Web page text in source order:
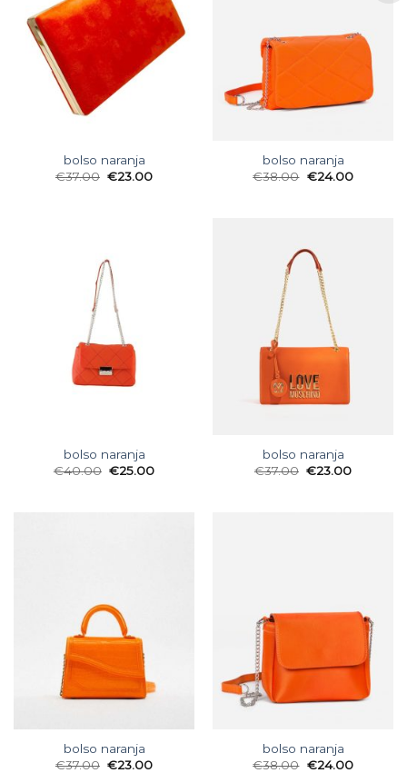
bolso naranja
€37.00 €23.00
bolso naranja
€38.00 €24.00
bolso naranja
€40.00 €25.00
bolso naranja
€37.00 €23.00
bolso naranja
€37.00 €23.00
bolso naranja
€38.00 €24.00